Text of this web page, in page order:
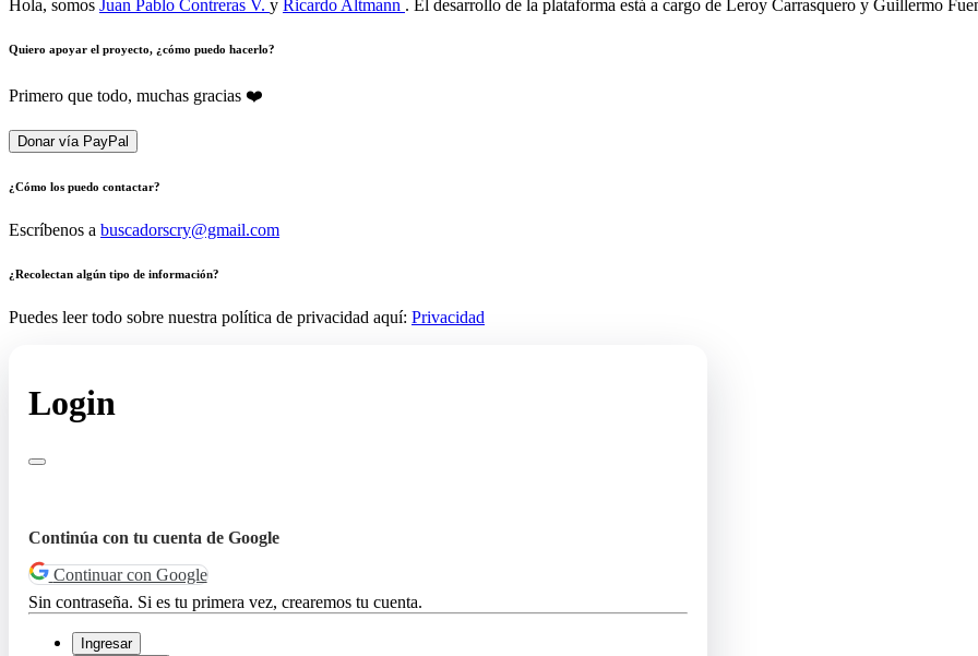
Hola, somos Juan Pablo Contreras V. y Ricardo Altmann . El desarrollo de la plataforma está a cargo de Leroy Carrasquero y Guillermo
Quiero apoyar el proyecto, ¿cómo puedo hacerlo?
Primero que todo, muchas gracias ❤️
Donar vía PayPal
¿Cómo los puedo contactar?
Escríbenos a buscadorscry@gmail.com
¿Recolectan algún tipo de información?
Puedes leer todo sobre nuestra política de privacidad aquí: Privacidad
Login
Continúa con tu cuenta de Google
Continuar con Google
Sin contraseña. Si es tu primera vez, crearemos tu cuenta.
Ingresar